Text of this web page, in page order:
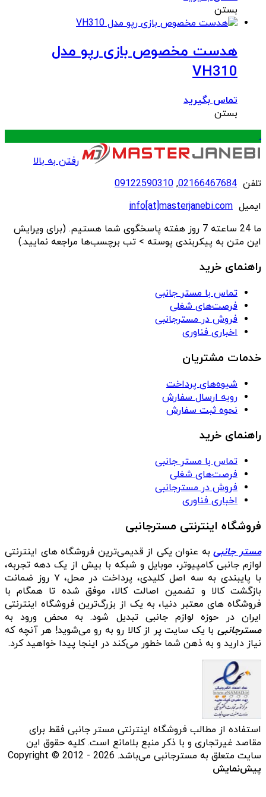
بستن
هدست مخصوص بازی رپو مدل
VH310
تماس بگیرید
بستن
.
رفتن به بالا
تلفن 02166467684
,
09122590310
ایمیل info[at]masterjanebi.com
ما 24 ساعته 7 روز هفته پاسخگوی شما هستیم. (برای ویرایش
این متن به پیکربندی پوسته > تب برچسب‌ها مراجعه نمایید.)
راهنمای خرید
تماس با مستر جانبی
فرصت‌های شغلی
فروش در مسترجانبی
اخباری فناوری
خدمات مشتریان
شیوه‌های پرداخت
رویه ارسال سفارش
نحوه ثبت سفارش
راهنمای خرید
تماس با مستر جانبی
فرصت‌های شغلی
فروش در مسترجانبی
اخباری فناوری
فروشگاه اینترنتی مسترجانبی
مستر جانبیبه عنوان یکی از قدیمی‌ترین فروشگاه های اینترنتی
لوازم جانبی کامپیوتر، موبایل و شبکه با بیش از یک دهه تجربه،
با پایبندی به سه اصل کلیدی، پرداخت در محل، ۷ روز ضمانت
بازگشت کالا و تضمین اصالت کالا، موفق شده تا همگام با
فروشگاه‌ های معتبر دنیا، به یک از بزرگ‌ترین فروشگاه اینترنتی
ایران در حوزه لوازم جانبی تبدیل شود. به محض ورود به
مسترجانبی با یک سایت پر از کالا رو به رو می‌شوید! هر آنچه که
نیاز دارید و به ذهن شما خطور می‌کند در اینجا پیدا خواهید کرد.
استفاده از مطالب فروشگاه اینترنتی مستر جانبی فقط برای
مقاصد غیرتجاری و با ذکر منبع بلامانع است. کلیه حقوق این
سایت متعلق به مسترجانبی می‌باشد. Copyright © 2012 - 2026
پیش‌نمایش